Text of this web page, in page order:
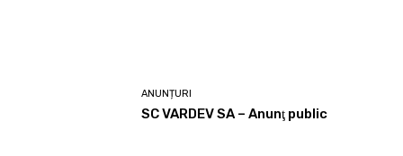
ANUNȚURI
SC VARDEV SA – Anunţ public